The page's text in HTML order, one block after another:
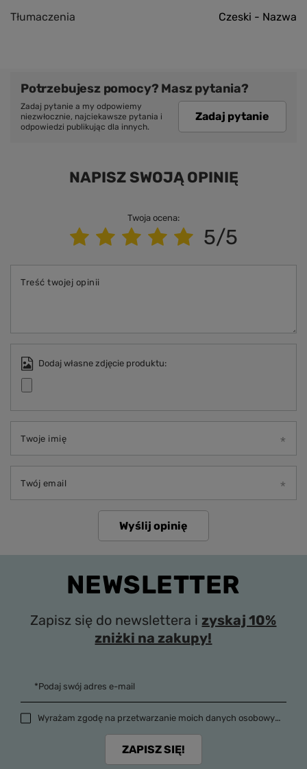
Tłumaczenia Czeski - Nazwa
Potrzebujesz pomocy? Masz pytania?
Zadaj pytanie a my odpowiemy
niezwłocznie, najciekawsze pytania i
odpowiedzi publikując dla innych.
Zadaj pytanie
NAPISZ SWOJĄ OPINIĘ
Twoja ocena:
5/5
Treść twojej opinii
Dodaj własne zdjęcie produktu:
Twoje imię
Twój email
Wyślij opinię
NEWSLETTER
Zapisz się do newslettera i zyskaj 10%
zniżki na zakupy!
*Podaj swój adres e-mail
Wyrażam zgodę na przetwarzanie moich danych osobowych (adres e-mail) na potrzeby wysyłki newslettera z informacją handlową (marketing). Więcej w
ZAPISZ SIĘ!